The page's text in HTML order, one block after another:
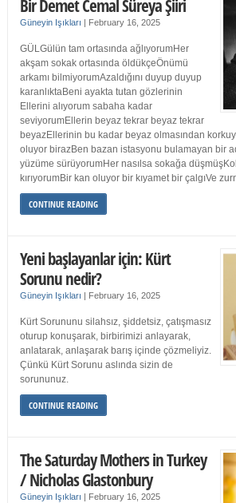
Bir Demet Cemal Süreya Şiiri
Güneyin Işıkları | February 16, 2025
GÜLGülün tam ortasında ağlıyorumHer
akşam sokak ortasında öldükçeÖnümü
arkamı bilmiyorumAzaldığını duyup duyup
karanlıktaBeni ayakta tutan gözlerinin
Ellerini alıyorum sabaha kadar
seviyorumEllerin beyaz tekrar beyaz tekrar
beyazEllerinin bu kadar beyaz olmasından
oluyor birazBen bazan istasyonu bulamayan bir
yüzüme sürüyorumHer nasılsa sokağa
kırıyorumBir kan oluyor bir kıyamet bir çalgıVe
CONTINUE READING
Yeni başlayanlar için: Kürt
Sorunu nedir?
Güneyin Işıkları | February 16, 2025
Kürt Sorununu silahsız, şiddetsiz, çatışmasız
oturup konuşarak, birbirimizi anlayarak,
anlatarak, anlaşarak barış içinde çözmeliyiz.
Çünkü Kürt Sorunu aslında sizin de
sorununuz.
CONTINUE READING
The Saturday Mothers in Turkey
/ Nicholas Glastonbury
Güneyin Işıkları | February 16, 2025